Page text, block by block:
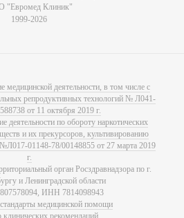
"Евромед Клиник"
1999-2026
медицинской деятельности, в том числе с
репродуктивных технологий № Л041-
от 11 октября 2019 г.
деятельности по обороту наркотических
и их прекурсоров, культивированию
01148-78/00148855 от 27 марта 2019
г.
орган Росздравнадзора по г.
и Ленинградской области
ИНН 7814098943
медицинской помощи
клинических рекомендаций